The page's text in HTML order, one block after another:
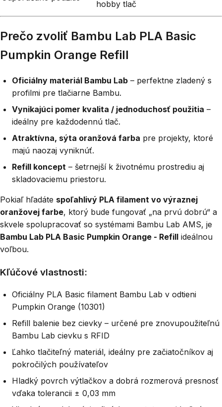
hobby tlač
Prečo zvoliť Bambu Lab PLA Basic
Pumpkin Orange Refill
Oficiálny materiál Bambu Lab – perfektne zladený s
profilmi pre tlačiarne Bambu.
Vynikajúci pomer kvalita / jednoduchosť použitia –
ideálny pre každodennú tlač.
Atraktívna, sýta oranžová farba pre projekty, ktoré
majú naozaj vyniknúť.
Refill koncept – šetrnejší k životnému prostrediu aj
skladovaciemu priestoru.
Pokiaľ hľadáte spoľahlivý PLA filament vo výraznej
oranžovej farbe, ktorý bude fungovať „na prvú dobrú“ a
skvele spolupracovať so systémami Bambu Lab AMS, je
Bambu Lab PLA Basic Pumpkin Orange - Refill ideálnou
voľbou.
Kľúčové vlastnosti:
Oficiálny PLA Basic filament Bambu Lab v odtieni
Pumpkin Orange (10301)
Refill balenie bez cievky – určené pre znovupoužiteľnú
Bambu Lab cievku s RFID
Ľahko tlačiteľný materiál, ideálny pre začiatočníkov aj
pokročilých používateľov
Hladký povrch výtlačkov a dobrá rozmerová presnosť
vďaka tolerancii ± 0,03 mm